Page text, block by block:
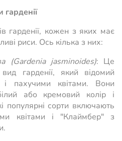
гарденії
гарденії, кожен з яких має
риси. Ось кілька з них:
(Gardenia jasminoides): Це
гарденії, який відомий
і пахучими квітами. Вони
або кремовий колір і
популярні сорти включають
квітами і "Клаймбер" з